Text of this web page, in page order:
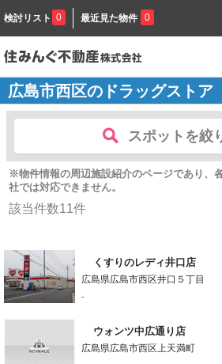
検討リスト 0 最近見た物件 0
広島市西区のドラッグストア
スポットを絞
※物件情報の周辺施設紹介のページであり、
社では対応できません。
該当件数11件
くすりのレディ井口店
広島県広島市西区井口５丁目
-
ウォンツ中広通り店
広島県広島市西区上天満町